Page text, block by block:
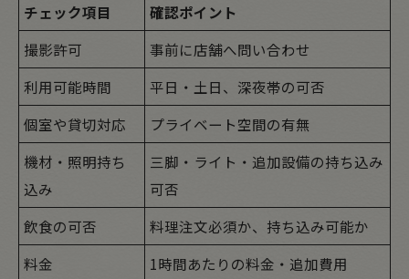
チェック項目
確認ポイント
撮影許可
事前に店舗へ問い合わせ
利用可能時間
平日・土日、深夜帯の可否
個室や貸切対応
プライベート空間の有無
機材・照明持ち
込み
三脚・ライト・追加設備の持ち込み
可否
飲食の可否
料理注文必須か、持ち込み可能か
料金
1時間あたりの料金・追加費用